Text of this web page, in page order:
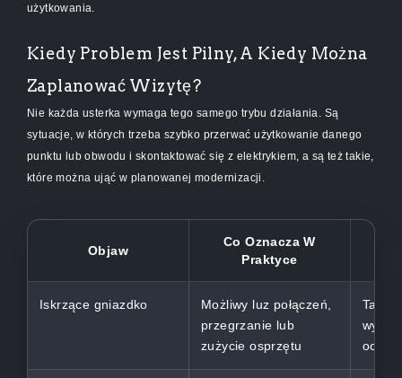
użytkowania.
Kiedy Problem Jest Pilny, A Kiedy Można
Zaplanować Wizytę?
Nie każda usterka wymaga tego samego trybu działania. Są
sytuacje, w których trzeba szybko przerwać użytkowanie danego
punktu lub obwodu i skontaktować się z elektrykiem, a są też takie,
które można ująć w planowanej modernizacji.
Objaw
Co Oznacza W
Praktyce
Iskrzące gniazdko
Możliwy luz połączeń,
przegrzanie lub
zużycie osprzętu
Tak,
oceny